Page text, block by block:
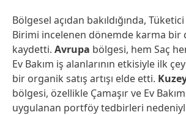
Bölgesel açıdan bakıldığında,
Birimi incelenen dönemde karma bir
kaydetti. Avrupa bölgesi, hem Saç
Ev Bakım iş alanlarının etkisiyle ilk
bir organik satış artışı elde etti.
bölgesi, özellikle Çamaşır ve Ev
uygulanan portföy tedbirleri